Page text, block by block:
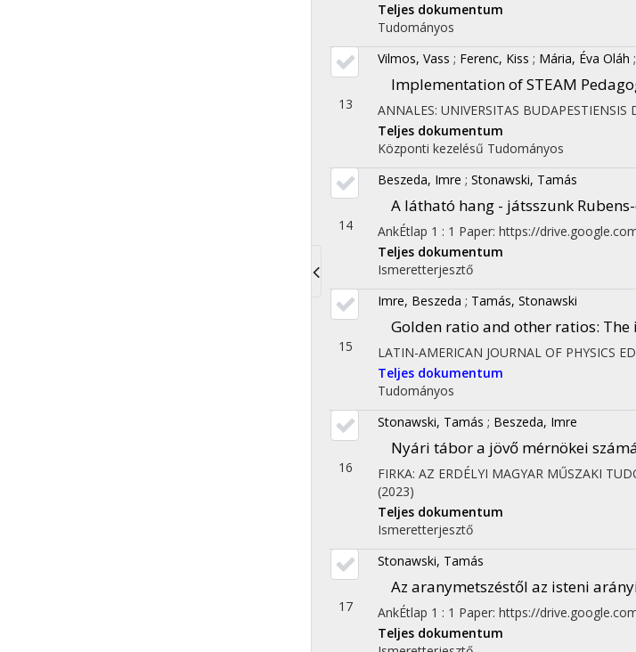
Toggle
navigation
Teljes dokumentum
Tudományos
13
Vilmos, Vass ; Ferenc, Kiss ; Mária, Éva Oláh ;
Implementation of STEAM
ANNALES: UNIVERSITAS BUDAPESTIENSIS
Teljes dokumentum
Központi kezelésű Tudományos
14
Beszeda, Imre ; Stonawski, Tamás
A látható hang - játsszunk
AnkÉtlap 1 : 1 Paper: https://
Teljes dokumentum
Ismeretterjesztő
15
Imre, Beszeda ; Tamás, Stonawski
Golden ratio and other ratios:
LATIN-AMERICAN JOURNAL OF PHYSICS
Teljes dokumentum
Tudományos
16
Stonawski, Tamás ; Beszeda, Imre
Nyári tábor a jövő mérnökei
FIRKA: AZ ERDÉLYI MAGYAR MŰSZAKI
(2023)
Teljes dokumentum
Ismeretterjesztő
17
Stonawski, Tamás
Az aranymetszéstől az isteni
AnkÉtlap 1 : 1 Paper: https://
Teljes dokumentum